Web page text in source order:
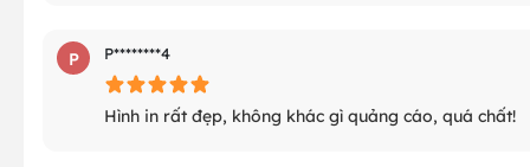
P P********4
Hình in rất đẹp, không khác gì quảng cáo, quá chất!